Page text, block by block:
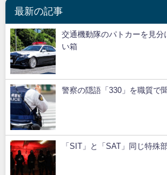
最新の記事
交通機動隊のパトカーを見分
い箱
警察の隠語「330」を職質で
「SIT」と「SAT」同じ特殊